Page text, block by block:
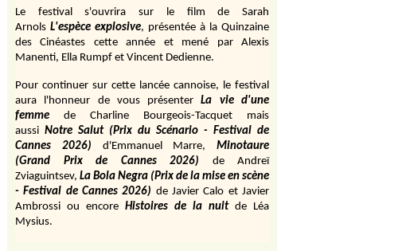
Le festival s'ouvrira sur le film de Sarah
Arnols L'espèce explosive, présentée à la Quinzaine
des Cinéastes cette année et mené par Alexis
Manenti, Ella Rumpf et Vincent Dedienne.
Pour continuer sur cette lancée cannoise, le festival
aura l'honneur de vous présenter
La vie d'une
femme
de Charline Bourgeois-Tacquet
mais
aussi Notre Salut (Prix du Scénario - Festival de
Cannes 2026)
d'Emmanuel Marre,
Minotaure
(Grand Prix de Cannes 2026)
de Andreï
Zviaguintsev, La Bola Negra (Prix de la mise en scène
- Festival de Cannes 2026) de Javier Calo et Javier
Ambrossi ou encore Histoires de la nuit de Léa
Mysius.